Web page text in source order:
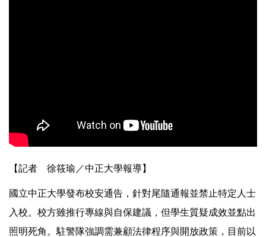
【記者 徐筱瑜／中正大學報導】
國立中正大學發布校安通告，針對尾隨通報並禁止特定人士
入校。校方雖推行專線與自保建議，但學生質疑成效並點出
照明死角。駐警隊強調需兼顧法律程序與開放政策，目前以